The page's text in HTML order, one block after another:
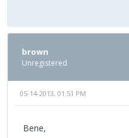
brown
Unregistered
05-14-2013, 01:51 PM
Bene,